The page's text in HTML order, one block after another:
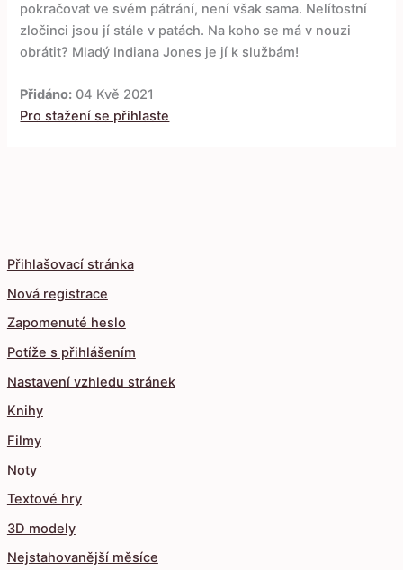
Přihlašovací stránka
Nová registrace
Zapomenuté heslo
Potíže s přihlášením
Nastavení vzhledu stránek
Knihy
Filmy
Noty
Textové hry
3D modely
Nejstahovanější měsíce
pokračovat ve svém pátrání, není však sama. Nelítostní
zločinci jsou jí stále v patách. Na koho se má v nouzi
obrátit? Mladý Indiana Jones je jí k službám!
Přidáno: 04 Kvě 2021
Pro stažení se přihlaste